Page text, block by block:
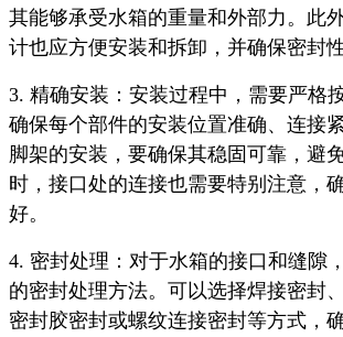
其能够承受水箱的重量和外部力。此
计也应方便安装和拆卸，并确保密封性
3. 精确安装：安装过程中，需要严格
确保每个部件的安装位置准确、连接
脚架的安装，要确保其稳固可靠，避
时，接口处的连接也需要特别注意，
好。
4. 密封处理：对于水箱的接口和缝隙
的密封处理方法。可以选择焊接密封
密封胶密封或螺纹连接密封等方式，